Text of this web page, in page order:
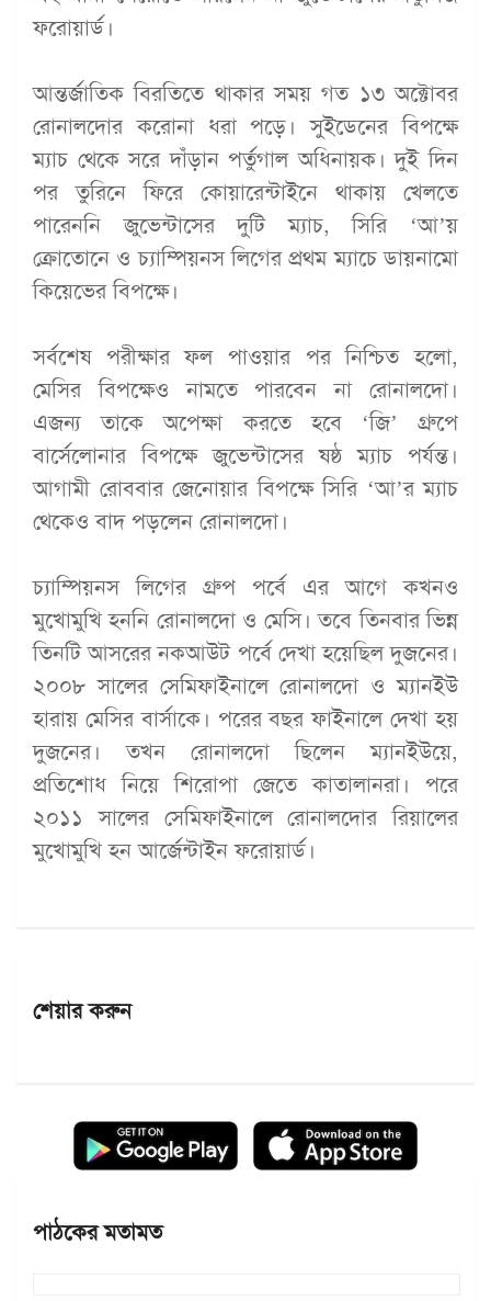
ফরোয়ার্ড।
আন্তর্জাতিক বিরতিতে থাকার সময় গত ১৩ অক্টোবর
রোনালদোর করোনা ধরা পড়ে। সুইডেনের বিপক্ষে
ম্যাচ থেকে সরে দাঁড়ান পর্তুগাল অধিনায়ক। দুই দিন
পর তুরিনে ফিরে কোয়ারেন্টাইনে থাকায় খেলতে
পারেননি জুভেন্টাসের দুটি ম্যাচ, সিরি ‘আ’য়
ক্রোতোনে ও চ্যাম্পিয়নস লিগের প্রথম ম্যাচে ডায়নামো
কিয়েভের বিপক্ষে।
সর্বশেষ পরীক্ষার ফল পাওয়ার পর নিশ্চিত হলো,
মেসির বিপক্ষেও নামতে পারবেন না রোনালদো।
এজন্য তাকে অপেক্ষা করতে হবে ‘জি’ গ্রুপে
বার্সেলোনার বিপক্ষে জুভেন্টাসের ষষ্ঠ ম্যাচ পর্যন্ত।
আগামী রোববার জেনোয়ার বিপক্ষে সিরি ‘আ’র ম্যাচ
থেকেও বাদ পড়লেন রোনালদো।
চ্যাম্পিয়নস লিগের গ্রুপ পর্বে এর আগে কখনও
মুখোমুখি হননি রোনালদো ও মেসি। তবে তিনবার ভিন্ন
তিনটি আসরের নকআউট পর্বে দেখা হয়েছিল দুজনের।
২০০৮ সালের সেমিফাইনালে রোনালদো ও ম্যানইউ
হারায় মেসির বার্সাকে। পরের বছর ফাইনালে দেখা হয়
দুজনের। তখন রোনালদো ছিলেন ম্যানইউয়ে,
প্রতিশোধ নিয়ে শিরোপা জেতে কাতালানরা। পরে
২০১১ সালের সেমিফাইনালে রোনালদোর রিয়ালের
মুখোমুখি হন আর্জেন্টাইন ফরোয়ার্ড।
শেয়ার করুন
পাঠকের মতামত